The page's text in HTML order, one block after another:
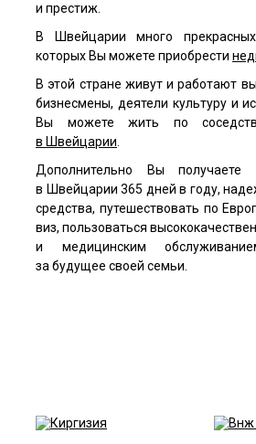
и престиж.
В Швейцарии много
которых Вы можете приобрести
В этой стране живут и работают
бизнесмены, деятели культуру и
Вы можете жить по
в Швейцарии
Дополнительно Вы получаете
в Швейцарии 365 дней в году,
средства, путешествовать по
виз, пользоваться
и медицинским
за будущее своей семьи.